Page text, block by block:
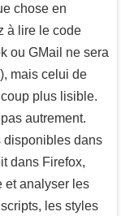
chose en
à lire le code
ou GMail ne sera
mais celui de
plus lisible.
autrement.
disponibles dans
dans Firefox,
et analyser les
les styles